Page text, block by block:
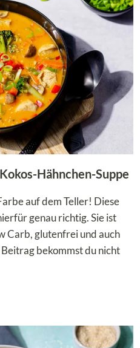
Hähnchen-Suppe
auf dem Teller! Diese
genau richtig. Sie ist
Carb, glutenfrei und auch
bekommst du nicht